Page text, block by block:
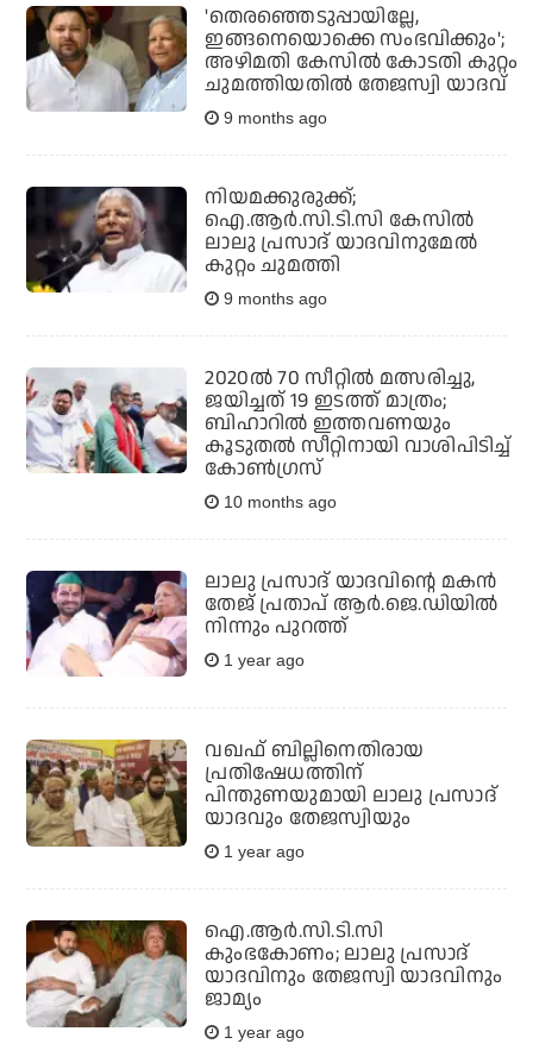
'തെരഞ്ഞെടുപ്പായില്ലേ,
ഇങ്ങനെയൊക്കെ സംഭവിക്കും';
അഴിമതി കേസില്‍ കോടതി കുറ്റം
ചുമത്തിയതില്‍ തേജസ്വി യാദവ്
9 months ago
നിയമക്കുരുക്ക്;
ഐ.ആര്‍.സി.ടി.സി കേസില്‍
ലാലു പ്രസാദ് യാദവിനുമേല്‍
കുറ്റം ചുമത്തി
9 months ago
2020ല്‍ 70 സീറ്റില്‍ മത്സരിച്ചു,
ജയിച്ചത് 19 ഇടത്ത് മാത്രം;
ബിഹാറില്‍ ഇത്തവണയും
കൂടുതല്‍ സീറ്റിനായി വാശിപിടിച്ച്
കോണ്‍ഗ്രസ്
10 months ago
ലാലു പ്രസാദ് യാദവിന്റെ മകന്‍
തേജ് പ്രതാപ് ആര്‍.ജെ.ഡിയില്‍
നിന്നും പുറത്ത്
1 year ago
വഖഫ് ബില്ലിനെതിരായ
പ്രതിഷേധത്തിന്
പിന്തുണയുമായി ലാലു പ്രസാദ്
യാദവും തേജസ്വിയും
1 year ago
ഐ.ആര്‍.സി.ടി.സി
കുംഭകോണം; ലാലു പ്രസാദ്
യാദവിനും തേജസ്വി യാദവിനും
ജാമ്യം
1 year ago